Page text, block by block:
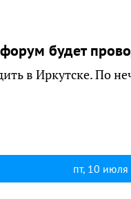
будет
в Иркутске. По
пт, 10 июля